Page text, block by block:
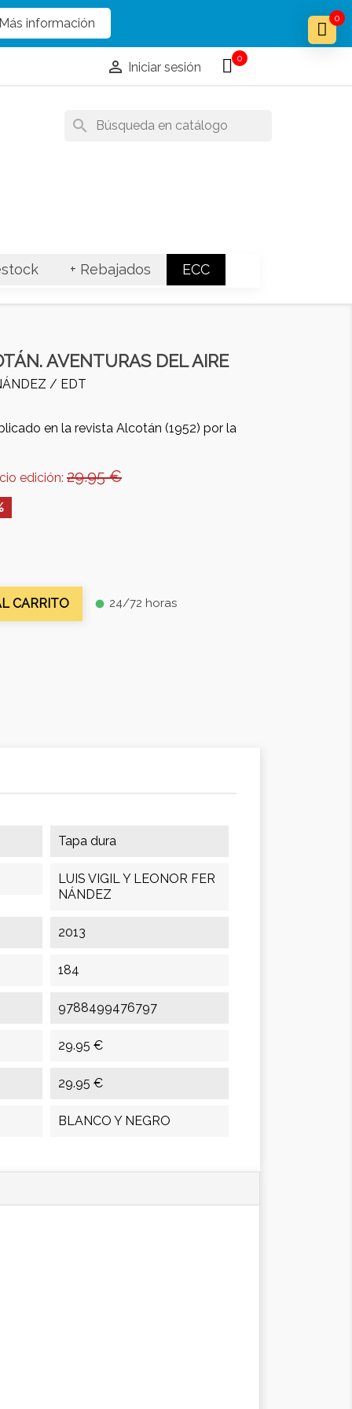
Más información
 Iniciar sesión
0
0
search
+ Rebajados ECC
AVENTURAS DEL AIRE
/ EDT
en la revista Alcotán (1952) por la
edición: 29.95 €
CARRITO fiber_manual_record 24/72 horas
Tapa dura
LUIS VIGIL Y LEONOR FER
NÁNDEZ
2013
184
9788499476797
29.95 €
29.95 €
BLANCO Y NEGRO